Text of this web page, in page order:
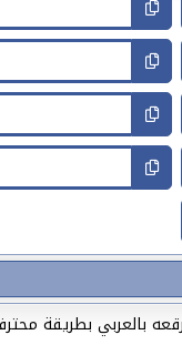
بطريقة